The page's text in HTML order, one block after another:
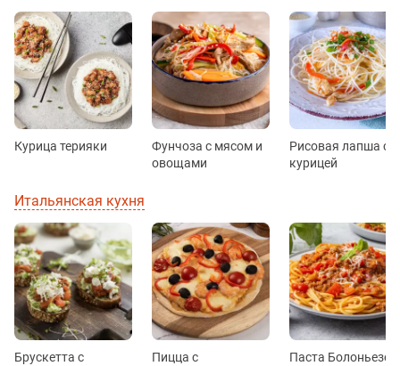
Курица терияки
Фунчоза с мясом и
овощами
Рисовая лапша с
курицей
Итальянская кухня
Брускетта с
Пицца с
Паста Болоньезе с